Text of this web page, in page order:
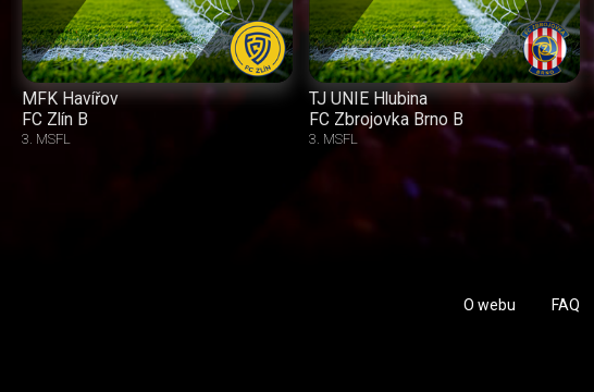
MFK Havířov
FC Zlín B
3. MSFL
TJ UNIE Hlubina
FC Zbrojovka Brno B
3. MSFL
O webu FAQ